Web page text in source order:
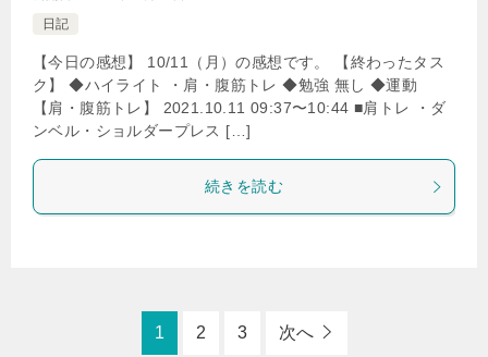
日記
【今日の感想】 10/11（月）の感想です。 【終わったタス
ク】 ◆ハイライト ・肩・腹筋トレ ◆勉強 無し ◆運動
【肩・腹筋トレ】 2021.10.11 09:37〜10:44 ■肩トレ ・ダ
ンベル・ショルダープレス […]
続きを読む
1 2 3 次へ